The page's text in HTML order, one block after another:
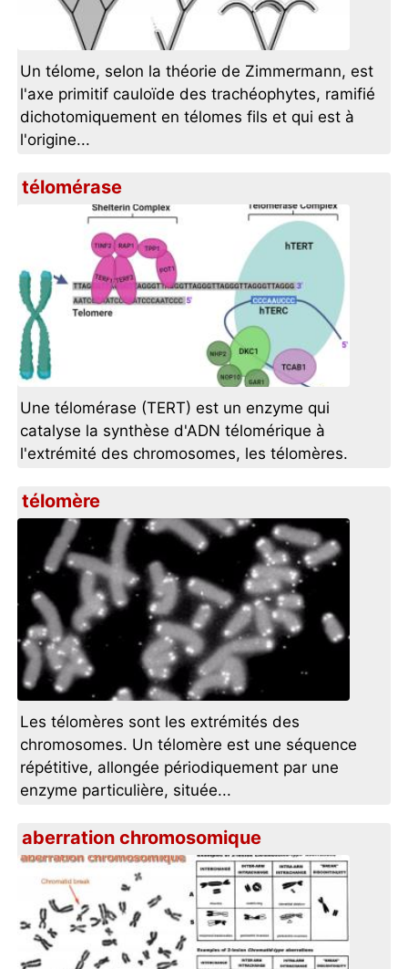
Un télome, selon la théorie de Zimmermann, est
l'axe primitif cauloïde des trachéophytes, ramifié
dichotomiquement en télomes fils et qui est à
l'origine...
télomérase
Une télomérase (TERT) est un enzyme qui
catalyse la synthèse d'ADN télomérique à
l'extrémité des chromosomes, les télomères.
télomère
Les télomères sont les extrémités des
chromosomes. Un télomère est une séquence
répétitive, allongée périodiquement par une
enzyme particulière, située...
aberration chromosomique